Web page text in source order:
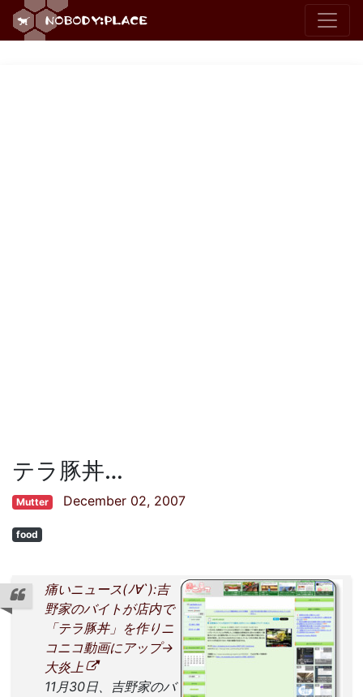
テラ豚丼…
Mutter December 02, 2007
food
痛いニュース(ﾉ∀`):吉
野家のバイトが店内で
「テラ豚丼」を作りニ
コニコ動画にアップ→
大炎上
11月30日、吉野家のバ